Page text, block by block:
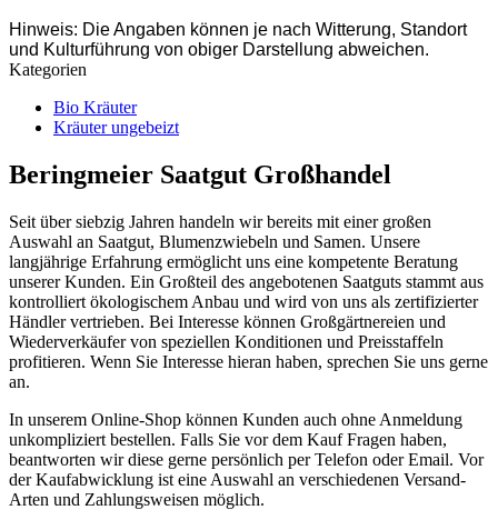
Hinweis: Die Angaben können je nach Witterung, Standort
und Kulturführung von obiger Darstellung abweichen.
Kategorien
Bio Kräuter
Kräuter ungebeizt
Beringmeier Saatgut Großhandel
Seit über siebzig Jahren handeln wir bereits mit einer großen
Auswahl an Saatgut, Blumenzwiebeln und Samen. Unsere
langjährige Erfahrung ermöglicht uns eine kompetente Beratung
unserer Kunden. Ein Großteil des angebotenen Saatguts stammt aus
kontrolliert ökologischem Anbau und wird von uns als zertifizierter
Händler vertrieben. Bei Interesse können Großgärtnereien und
Wiederverkäufer von speziellen Konditionen und Preisstaffeln
profitieren. Wenn Sie Interesse hieran haben, sprechen Sie uns gerne
an.
In unserem Online-Shop können Kunden auch ohne Anmeldung
unkompliziert bestellen. Falls Sie vor dem Kauf Fragen haben,
beantworten wir diese gerne persönlich per Telefon oder Email. Vor
der Kaufabwicklung ist eine Auswahl an verschiedenen Versand-
Arten und Zahlungsweisen möglich.